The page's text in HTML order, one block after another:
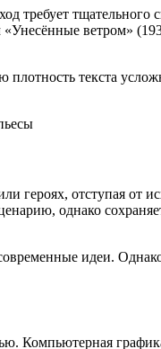
тщательного
ветром»
текста
героях, отступая от
однако
идеи. Однако
Компьютерная